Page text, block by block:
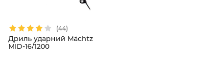
(44)
Дриль ударний Mächtz
MID-16/1200